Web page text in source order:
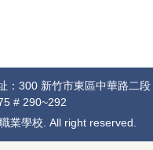
：300 新竹市東區中華路二段
# 290~292
業學校. All right reserved.